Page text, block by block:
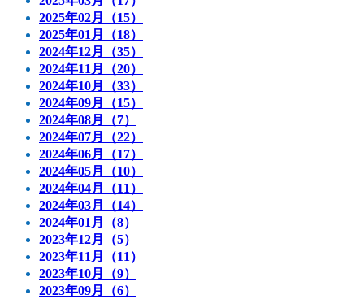
2025年02月（15）
2025年01月（18）
2024年12月（35）
2024年11月（20）
2024年10月（33）
2024年09月（15）
2024年08月（7）
2024年07月（22）
2024年06月（17）
2024年05月（10）
2024年04月（11）
2024年03月（14）
2024年01月（8）
2023年12月（5）
2023年11月（11）
2023年10月（9）
2023年09月（6）